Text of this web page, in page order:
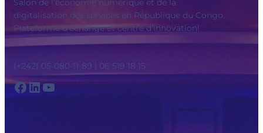
Salon de l’économie numérique et de la
digitalisation des services en République du Congo.
Plateforme d’échange et centre d’innovation!
(+242) 05-080-11-89 | 06 519 18 15
Facebook LinkedIn YouTube